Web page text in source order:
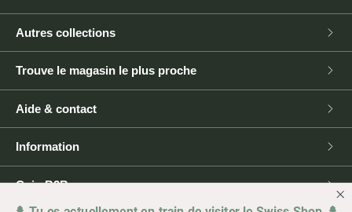
Autres collections
Trouve le magasin le plus proche
Aide & contact
Information
Coin B2B